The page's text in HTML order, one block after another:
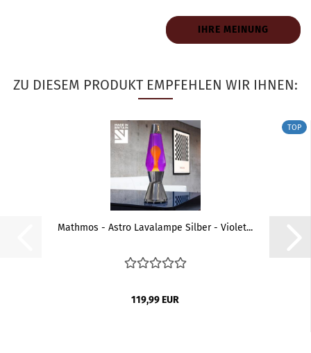
IHRE MEINUNG
ZU DIESEM PRODUKT EMPFEHLEN WIR IHNEN:
TOP
Mathmos - Astro Lavalampe Silber - Violet...
119,99 EUR